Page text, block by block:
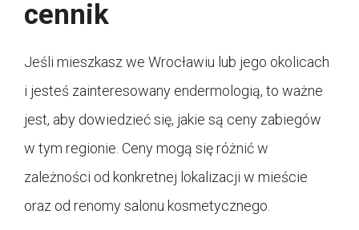
cennik
Jeśli mieszkasz we Wrocławiu lub jego okolicach
i jesteś zainteresowany endermologią, to ważne
jest, aby dowiedzieć się, jakie są ceny zabiegów
w tym regionie. Ceny mogą się różnić w
zależności od konkretnej lokalizacji w mieście
oraz od renomy salonu kosmetycznego.